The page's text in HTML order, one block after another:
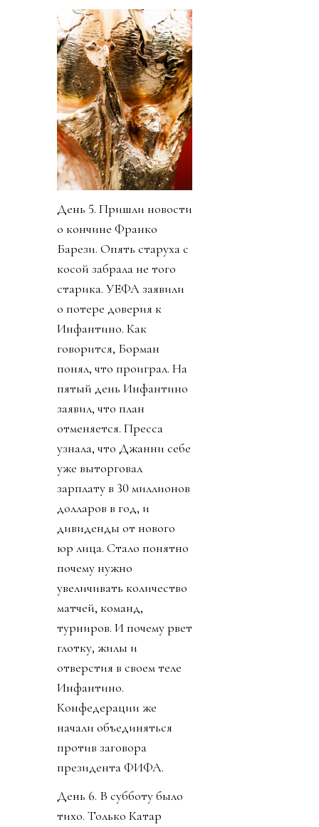
День 5. Пришли новости
о кончине Франко
Барези. Опять старуха с
косой забрала не того
старика. УЕФА заявили
о потере доверия к
Инфантино. Как
говорится, Борман
понял, что проиграл. На
пятый день Инфантино
заявил, что план
отменяется. Пресса
узнала, что Джанни себе
уже выторговал
зарплату в 30 миллионов
долларов в год, и
дивиденды от нового
юр лица. Стало понятно
почему нужно
увеличивать количество
матчей, команд,
турниров. И почему рвет
глотку, жилы и
отверстия в своем теле
Инфантино.
Конфедерации же
начали объединяться
против заговора
президента ФИФА.
День 6. В субботу было
тихо. Только Катар